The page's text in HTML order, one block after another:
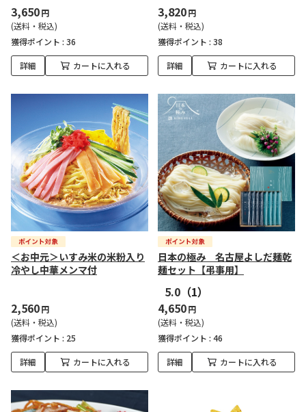
3,650円
(送料・税込)
獲得ポイント : 36
詳細 カートに入れる
3,820円
(送料・税込)
獲得ポイント : 38
詳細 カートに入れる
＜お中元＞いすみ米の米粉入り
冷やし中華メンマ付
2,560円
(送料・税込)
獲得ポイント : 25
詳細 カートに入れる
日本の極み 名古屋よしだ麺乾
麺セット【弔事用】
5.0 （1）
4,650円
(送料・税込)
獲得ポイント : 46
詳細 カートに入れる